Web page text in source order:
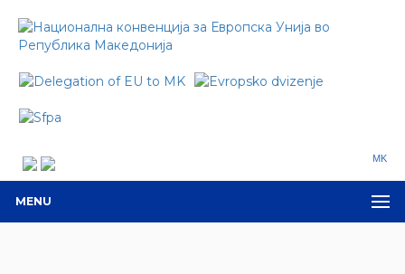
MK
MENU